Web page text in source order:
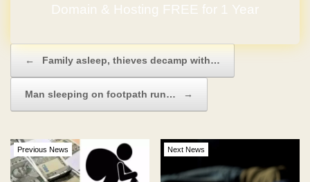
Domain & Hosting FREE for 1 Year
← Family asleep, thieves decamp with…
Man sleeping on footpath run… →
Previous News Next News